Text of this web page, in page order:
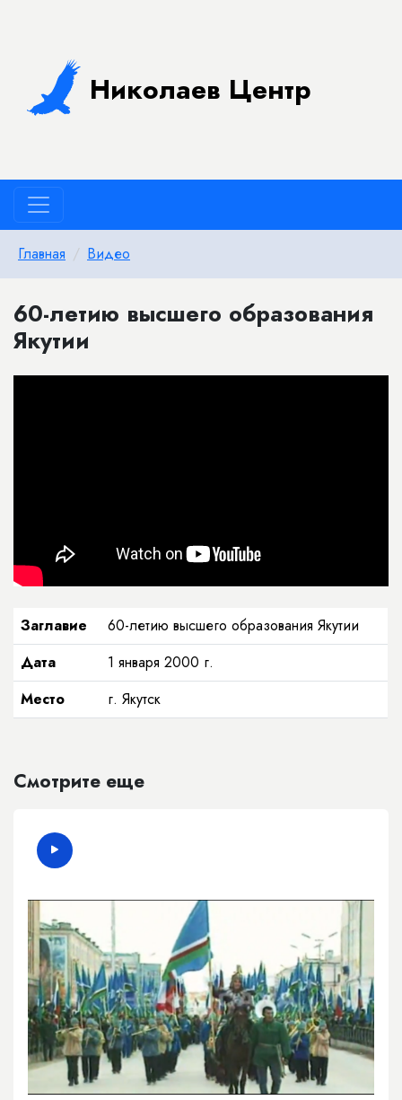
Николаев Центр
Главная Видео
60-летию высшего образования
Якутии
Заглавие
60-летию высшего образования Якутии
Дата
1 января 2000 г.
Место
г. Якутск
Смотрите еще